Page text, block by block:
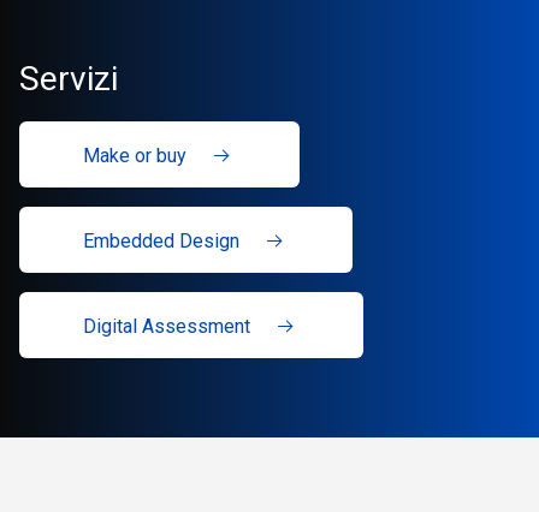
Servizi
Make or buy
Embedded Design
Digital Assessment